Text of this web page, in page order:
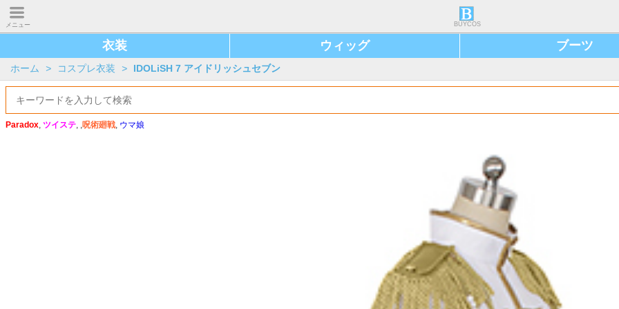
メニュー BUYCOS
衣装 ウィッグ ブーツ
ホーム > コスプレ衣装 > IDOLiSH 7 アイドリッシュセブン
Paradox, ツイステ, ,呪術廻戦, ウマ娘